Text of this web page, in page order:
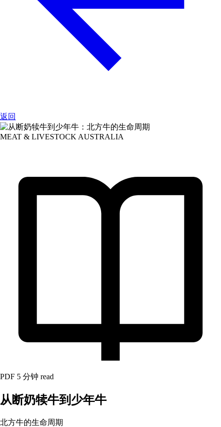
返回
MEAT & LIVESTOCK AUSTRALIA
PDF 5 分钟 read
从断奶犊牛到少年牛
北方牛的生命周期